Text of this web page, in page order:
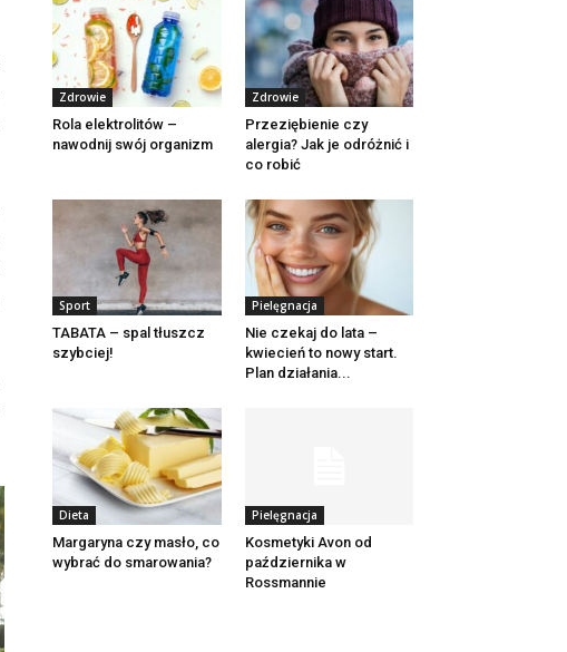
Zdrowie
Rola elektrolitów –
nawodnij swój organizm
Zdrowie
Przeziębienie czy
alergia? Jak je odróżnić i
co robić
Sport
TABATA – spal tłuszcz
szybciej!
Pielęgnacja
Nie czekaj do lata –
kwiecień to nowy start.
Plan działania...
Dieta
Margaryna czy masło, co
wybrać do smarowania?
Pielęgnacja
Kosmetyki Avon od
października w
Rossmannie